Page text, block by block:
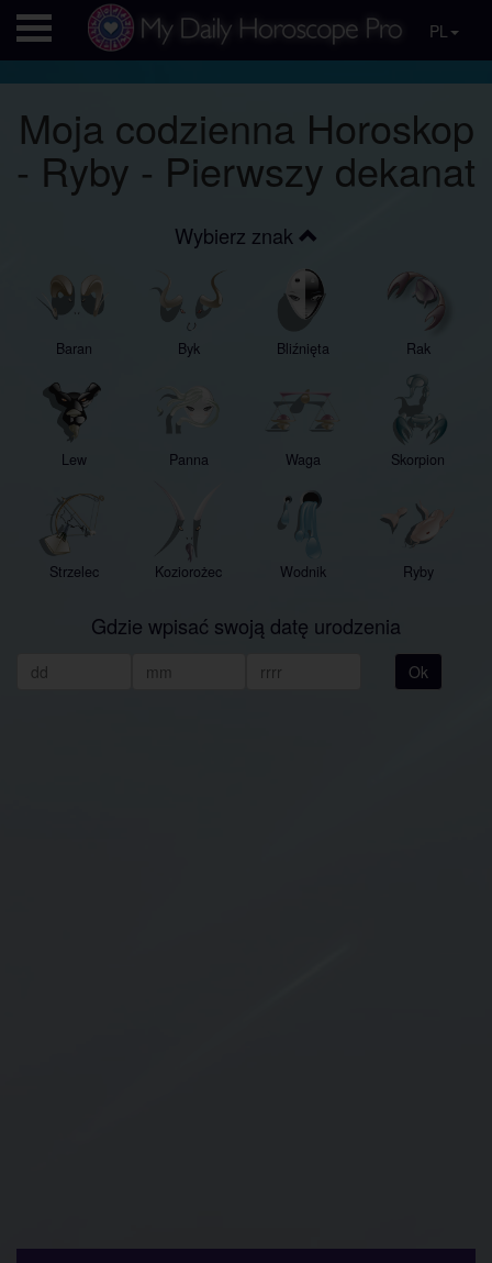
PL
Moja codzienna Horoskop
- Ryby - Pierwszy dekanat
Wybierz znak
Baran Byk Bliźnięta Rak
Lew Panna Waga Skorpion
Strzelec Koziorożec Wodnik Ryby
Gdzie wpisać swoją datę urodzenia
Ok